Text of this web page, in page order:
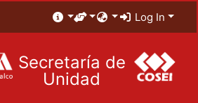
Log In
Secretaría de
Unidad